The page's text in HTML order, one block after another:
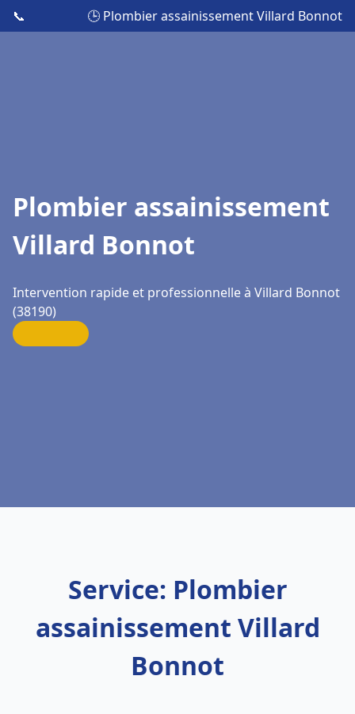
📞 🕒 Plombier assainissement Villard Bonnot
Plombier assainissement
Villard Bonnot
Intervention rapide et professionnelle à Villard Bonnot
(38190)
Service: Plombier
assainissement Villard
Bonnot